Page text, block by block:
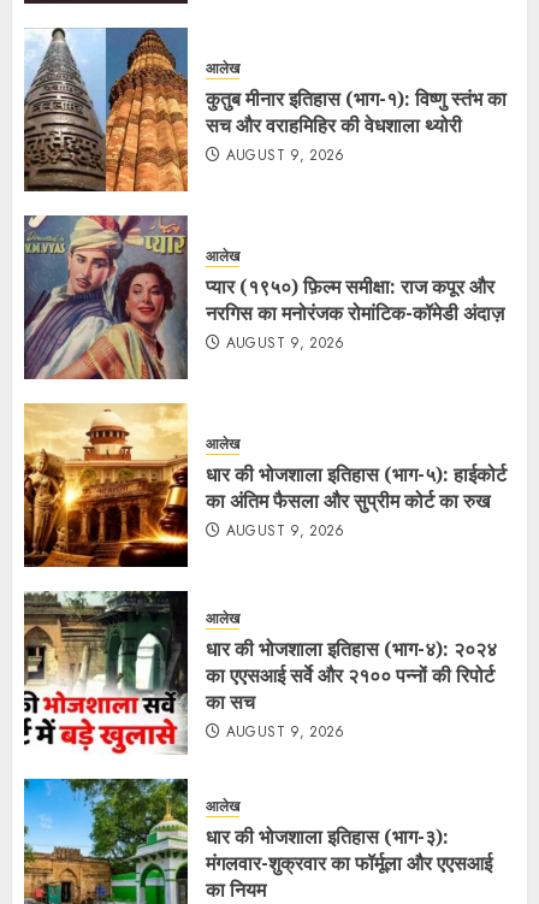
आलेख
कुतुब मीनार इतिहास (भाग-१): विष्णु स्तंभ का
सच और वराहमिहिर की वेधशाला थ्योरी
AUGUST 9, 2026
आलेख
प्यार (१९५०) फ़िल्म समीक्षा: राज कपूर और
नरगिस का मनोरंजक रोमांटिक-कॉमेडी अंदाज़
AUGUST 9, 2026
आलेख
धार की भोजशाला इतिहास (भाग-५): हाईकोर्ट
का अंतिम फैसला और सुप्रीम कोर्ट का रुख
AUGUST 9, 2026
आलेख
धार की भोजशाला इतिहास (भाग-४): २०२४
का एएसआई सर्वे और २१०० पन्नों की रिपोर्ट
का सच
AUGUST 9, 2026
आलेख
धार की भोजशाला इतिहास (भाग-३):
मंगलवार-शुक्रवार का फॉर्मूला और एएसआई
का नियम